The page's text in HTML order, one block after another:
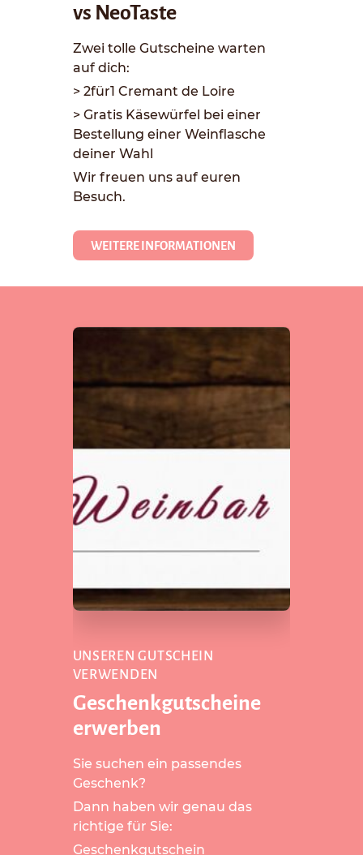
vs NeoTaste
Zwei tolle Gutscheine warten
auf dich:
> 2für1 Cremant de Loire
> Gratis Käsewürfel bei einer
Bestellung einer Weinflasche
deiner Wahl
Wir freuen uns auf euren
Besuch.
WEITERE INFORMATIONEN
UNSEREN GUTSCHEIN
VERWENDEN
Geschenkgutscheine
erwerben
Sie suchen ein passendes
Geschenk?
Dann haben wir genau das
richtige für Sie:
Geschenkgutschein